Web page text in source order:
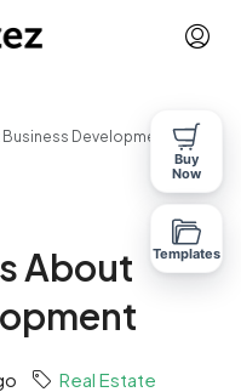
Development
About
Real Estate
Buy
Now
Templates